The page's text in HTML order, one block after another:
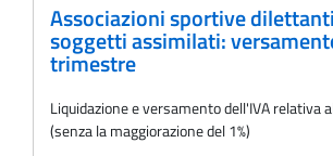
Associazioni sportive
soggetti assimilati:
trimestre
Liquidazione e versamento dell'IVA
(senza la maggiorazione del 1%)